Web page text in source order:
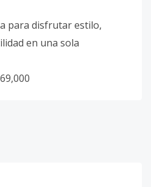
para disfrutar estilo,
en una sola